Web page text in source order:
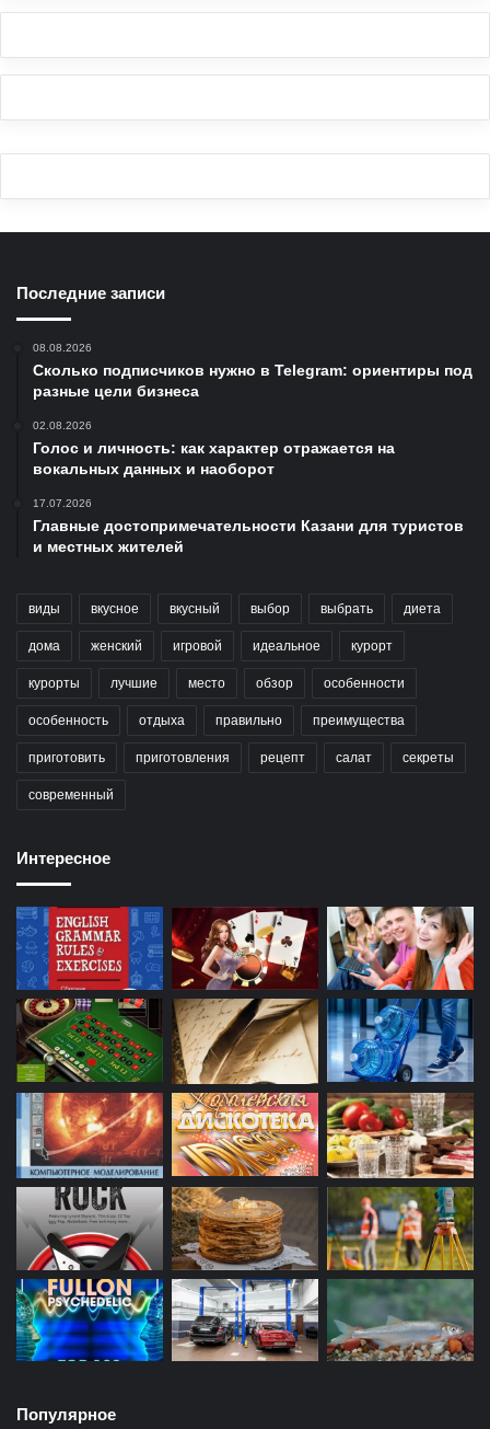
Последние записи
08.08.2026
Сколько подписчиков нужно в Telegram: ориентиры под
разные цели бизнеса
02.08.2026
Голос и личность: как характер отражается на
вокальных данных и наоборот
17.07.2026
Главные достопримечательности Казани для туристов
и местных жителей
виды вкусное вкусный выбор выбрать диета
дома женский игровой идеальное курорт
курорты лучшие место обзор особенности
особенность отдыха правильно преимущества
приготовить приготовления рецепт салат секреты
современный
Интересное
Популярное